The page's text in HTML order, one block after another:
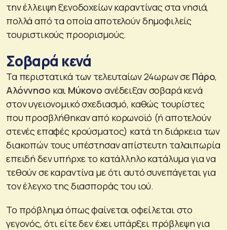
την έλλειψη ξενοδοχείων καραντίνας στα νησιά,
πολλά από τα οποία αποτελούν δημοφιλείς
τουριστικούς προορισμούς.
Σοβαρά κενά
Τα περιστατικά των τελευταίων 24ωρων σε Πάρο,
Αλόννησο και Μύκονο ανέδειξαν σοβαρά κενά
στον υγειονομικό σχεδιασμό, καθώς τουρίστες
που προσβλήθηκαν από κορωνοϊό (ή αποτελούν
στενές επαφές κρούσματος) κατά τη διάρκεια των
διακοπών τους υπέστησαν απίστευτη ταλαιπωρία
επειδή δεν υπήρχε το κατάλληλο κατάλυμα για να
τεθούν σε καραντίνα με ότι αυτό συνεπάγεται για
τον έλεγχο της διασποράς του ιού.
Το πρόβλημα όπως φαίνεται οφείλεται στο
γεγονός, ότι είτε δεν έχει υπάρξει πρόβλεψη για